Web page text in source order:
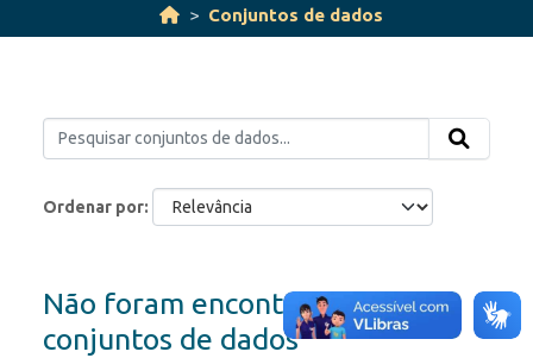
Conjuntos de dados
Ordenar por
Não foram encontrados
conjuntos de dados